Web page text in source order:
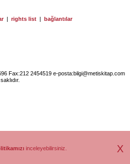
| rights list | bağlantılar
Fax:212 2454519 e-posta:bilgi@metiskitap.com
inceleyebilirsiniz. X